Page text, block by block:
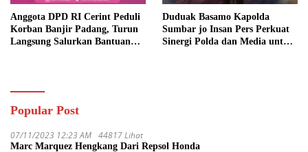
Anggota DPD RI Cerint Peduli
Korban Banjir Padang, Turun
Langsung Salurkan Bantuan
Duduak Basamo Kapolda
Sumbar jo Insan Pers Perkuat
Sinergi Polda dan Media untuk
Popular Post
07/11/2023 12:23 AM 44817 Lihat
Marc Marquez Hengkang Dari Repsol Honda